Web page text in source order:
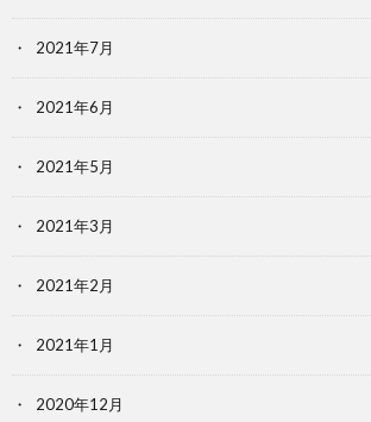
2021年7月
2021年6月
2021年5月
2021年3月
2021年2月
2021年1月
2020年12月